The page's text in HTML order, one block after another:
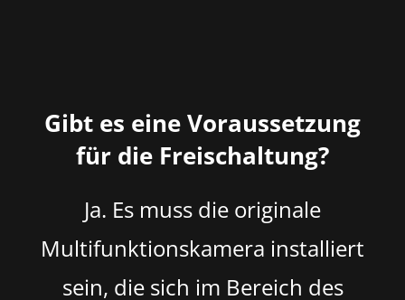
Gibt es eine Voraussetzung
für die Freischaltung?
Ja. Es muss die originale
Multifunktionskamera installiert
sein, die sich im Bereich des